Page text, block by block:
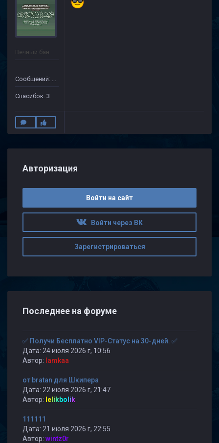
Вечный бан
Сообщений: 154
Спасибок: 3
Авторизация
Войти на сайт
Войти через ВК
Зарегистрироваться
Последнее на форуме
✅ Получи Бесплатно VIP-Статус на 30-дней. ✅
Дата: 24 июля 2026 г, 10:56
Автор: lamkaa
от bratan для Шкипера
Дата: 22 июля 2026 г, 21:47
Автор: lelikbolik
111111
Дата: 21 июля 2026 г, 22:55
Автор: wintz0r